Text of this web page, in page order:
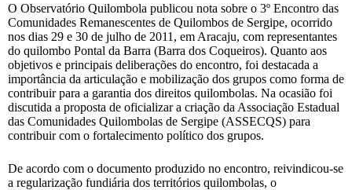
O Observatório Quilombola publicou nota sobre o 3º Encontro das
Comunidades Remanescentes de Quilombos de Sergipe, ocorrido
nos dias 29 e 30 de julho de 2011, em Aracaju, com representantes
do quilombo Pontal da Barra (Barra dos Coqueiros). Quanto aos
objetivos e principais deliberações do encontro, foi destacada a
importância da articulação e mobilização dos grupos como forma de
contribuir para a garantia dos direitos quilombolas. Na ocasião foi
discutida a proposta de oficializar a criação da Associação Estadual
das Comunidades Quilombolas de Sergipe (ASSECQS) para
contribuir com o fortalecimento político dos grupos.
De acordo com o documento produzido no encontro, reivindicou-se
a regularização fundiária dos territórios quilombolas, o